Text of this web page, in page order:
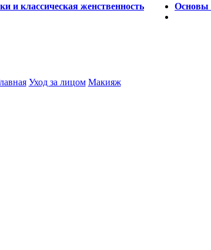
и классическая женственность Основы
Уход за лицом Макияж